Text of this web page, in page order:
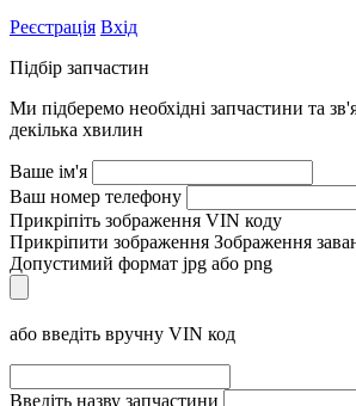
Реєстрація Вхід
Підбір запчастин
Ми підберемо необхідні запчастини та
декілька хвилин
Ваше ім'я
Ваш номер телефону
Прикріпіть зображення VIN коду
Прикріпити зображення Зображення
Допустимий формат jpg або png
або введіть вручну VIN код
Введіть назву запчастини